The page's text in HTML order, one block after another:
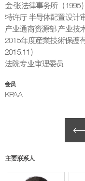
金·张法律事务所（1995）
特许厅 半导体配置设计
产业通商资源部 产业技
2015年度産業技術保護
2015.11）
法院专业审理委员
会员
KPAA
主要联系人